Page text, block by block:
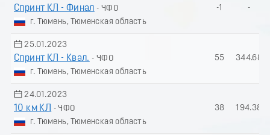
Спринт КЛ - Финал - ЧФО
г. Тюмень, Тюменская область
-1 -
25.01.2023
Спринт КЛ - Квал. - ЧФО
г. Тюмень, Тюменская область
55 344.68
24.01.2023
10 км КЛ
- ЧФО
г. Тюмень, Тюменская область
38 194.38